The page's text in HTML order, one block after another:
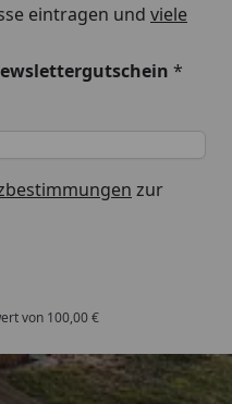
eintragen und viele
*
zur
von 100,00 €